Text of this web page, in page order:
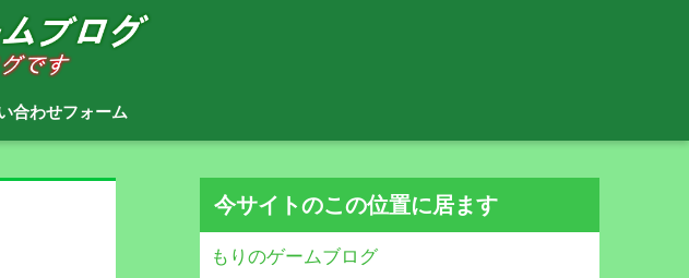
合わせフォーム
今サイトのこの位置に居ます
もりのゲームブログ